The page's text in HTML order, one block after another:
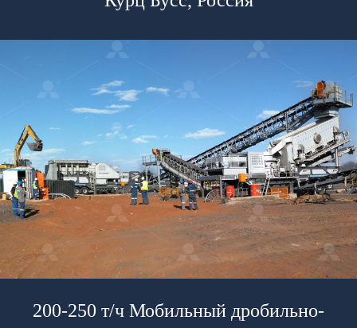
200-250 т/ч Мобильный дробильно-